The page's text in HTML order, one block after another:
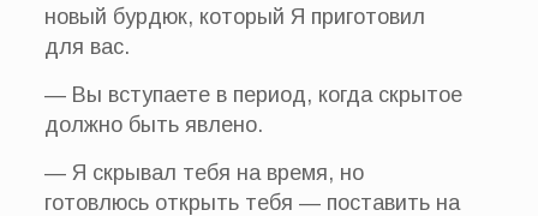
новый бурдюк, который Я приготовил
для вас.
— Вы вступаете в период, когда скрытое
должно быть явлено.
— Я скрывал тебя на время, но
готовлюсь открыть тебя — поставить на